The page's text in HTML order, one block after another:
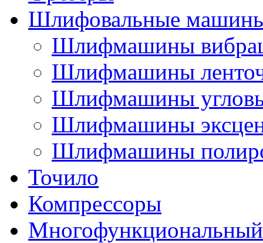
Шлифовальные
Шлифмашины
Шлифмашины
Шлифмашины
Шлифмашины
Шлифмашины
Точило
Компрессоры